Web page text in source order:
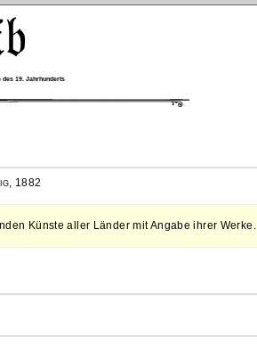
des 19. Jahrhunderts
, 1882
Künste aller Länder mit Angabe ihrer Werke.